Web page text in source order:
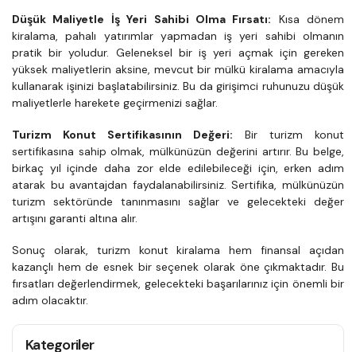
Düşük Maliyetle İş Yeri Sahibi Olma Fırsatı: Kısa dönem
kiralama, pahalı yatırımlar yapmadan iş yeri sahibi olmanın
pratik bir yoludur. Geleneksel bir iş yeri açmak için gereken
yüksek maliyetlerin aksine, mevcut bir mülkü kiralama amacıyla
kullanarak işinizi başlatabilirsiniz. Bu da girişimci ruhunuzu düşük
maliyetlerle harekete geçirmenizi sağlar.
Turizm Konut Sertifikasının Değeri: Bir turizm konut
sertifikasına sahip olmak, mülkünüzün değerini artırır. Bu belge,
birkaç yıl içinde daha zor elde edilebileceği için, erken adım
atarak bu avantajdan faydalanabilirsiniz. Sertifika, mülkünüzün
turizm sektöründe tanınmasını sağlar ve gelecekteki değer
artışını garanti altına alır.
Sonuç olarak, turizm konut kiralama hem finansal açıdan
kazançlı hem de esnek bir seçenek olarak öne çıkmaktadır. Bu
fırsatları değerlendirmek, gelecekteki başarılarınız için önemli bir
adım olacaktır.
Kategoriler